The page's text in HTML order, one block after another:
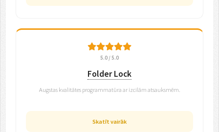
5.0 / 5.0
Folder Lock
Augstas kvalitātes programmatūra ar izcilām atsauksmēm.
Skatīt vairāk